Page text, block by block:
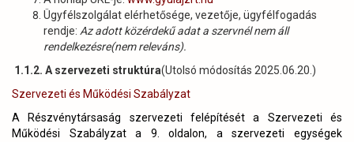
Ügyfélszolgálat elérhetősége, vezetője, ügyfélfogadás
rendje: Az adott közérdekű adat a szervnél nem áll
rendelkezésre(nem releváns).
1.1.2. A szervezeti struktúra(Utolsó módosítás 2025.06.20.)
Szervezeti és Működési Szabályzat
A Részvénytársaság szervezeti felépítését a Szervezeti és
Működési Szabályzat a 9. oldalon, a szervezeti egységek